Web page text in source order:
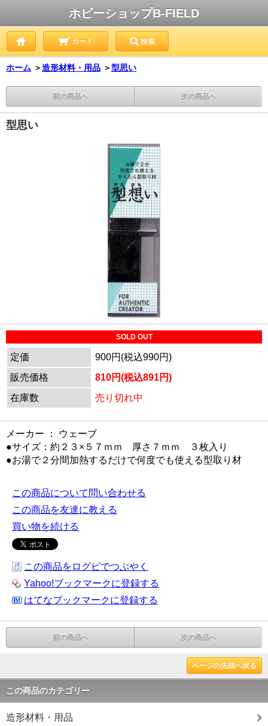
ホビーショップB-FIELD
カート 検索
ホーム ＞造形材料・用品 ＞型思い
前の商品へ 次の商品へ
型思い
SOLD OUT
定価
900円(税込990円)
販売価格
810円(税込891円)
在庫数
売り切れ中
メーカー ： ウェーブ
●サイズ：約２３×５７ｍｍ 厚さ７ｍｍ ３枚入り
●お湯で２分間加熱するだけで何度でも使える型取り材
この商品について問い合わせる
この商品を友達に教える
買い物を続ける
この商品をログピでつぶやく
Yahoo!ブックマークに登録する
はてなブックマークに登録する
前の商品へ 次の商品へ
ページの先頭へ戻る
この商品のカテゴリー
造形材料・用品